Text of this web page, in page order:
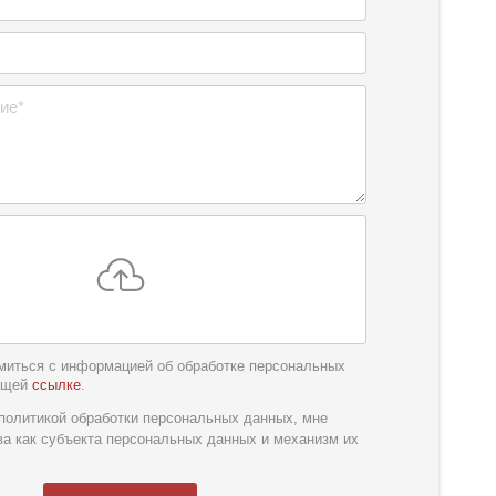
с информацией об обработке персональных
ссылке.
*
обработки персональных данных, мне
как субъекта персональных данных и механизм их